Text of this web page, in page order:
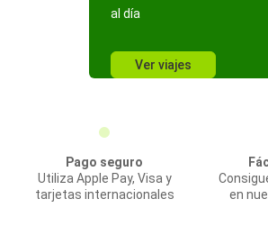
al día
Ver viajes
Pago seguro
Utiliza Apple Pay, Visa y
tarjetas internacionales
en